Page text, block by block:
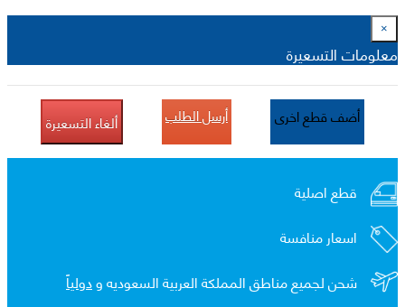
×
معلومات التسعيرة
أضف قطع اخرى أرسل الطلب ألغاء التسعيرة
قطع اصلية
اسعار منافسة
شحن لجميع مناطق المملكة العربية السعوديه ودولياً